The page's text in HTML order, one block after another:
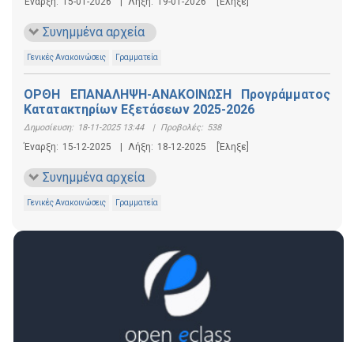
Συνημμένα αρχεία
Γενικές Ανακοινώσεις Γραμματεία
ΟΡΘΗ ΕΠΑΝΑΛΗΨΗ-ΑΝΑΚΟΙΝΩΣΗ Προγράμματος
Κατατακτηρίων Εξετάσεων 2025-2026
Δημοσίευση: 18-11-2025 13:44 | Προβολές: 538
Έναρξη: 15-12-2025 Λήξη: 18-12-2025 [Έληξε]
Συνημμένα αρχεία
Γενικές Ανακοινώσεις Γραμματεία